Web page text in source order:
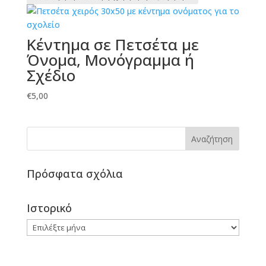
Κέντημα σε Πετσέτα με
Όνομα, Μονόγραμμα ή
Σχέδιο
€5,00
Πρόσφατα σχόλια
Ιστορικό
Ιστορικό